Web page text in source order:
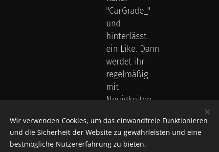
"CarGrade_"
und
hinterlässt
ein Like. Dann
werdet ihr
regelmäßig
mit
Neuigkeiten
versorgt.
Wir verwenden Cookies, um das einwandfreie Funktionieren
und die Sicherheit der Website zu gewährleisten und eine
bestmögliche Nutzererfahrung zu bieten.